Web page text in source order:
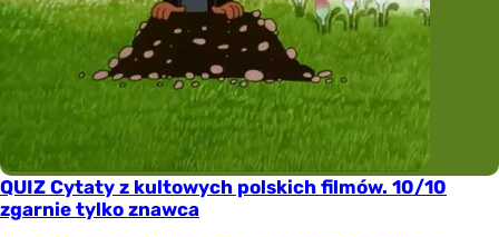
QUIZ Cytaty z kultowych polskich filmów. 10/10
zgarnie tylko znawca